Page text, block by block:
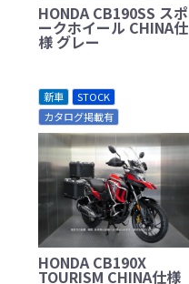
HONDA CB190SS スポ
ークホイール CHINA仕
様 グレー
新車
STOCK
カタログ掲載有
HONDA CB190X
TOURISM CHINA仕様